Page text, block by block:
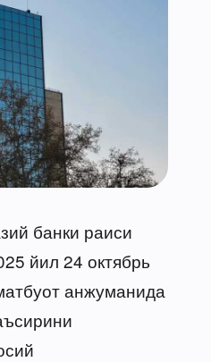
банки раиси
йил 24 октябрь
анжуманида